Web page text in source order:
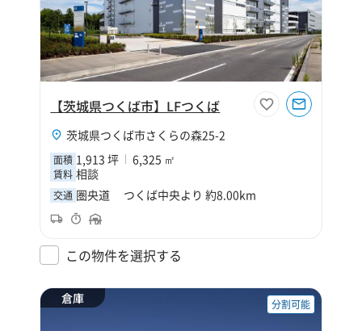
【茨城県つくば市】LFつくば
茨城県つくば市さくらの森25-2
面積 1,913 坪 6,325 ㎡
賃料 相談
交通 圏央道 つくば中央より 約8.00km
この物件を選択する
倉庫 分割可能